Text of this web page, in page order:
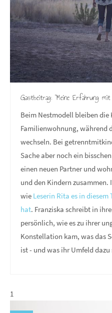
Gastbeitrag: "Meine Erfahrung mit
Beim Nestmodell bleiben die
Familienwohnung, während
wechseln. Bei
Sache aber noch ein
einen neuen Partner und
und den Kindern zusammen.
wie Leserin Rita es in
hat. Franziska schreibt in
persönlich, wie es zu ihrer
Konstellation kam, was das
ist - und was ihr Umfeld dazu
1